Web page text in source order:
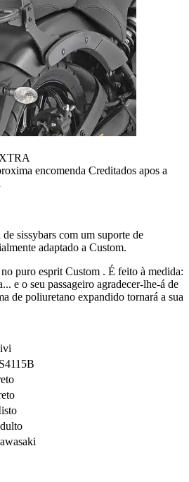
encomenda Creditados apos a
sissybars com um suporte de
adaptado a Custom.
puro esprit Custom . É feito à medida:
e o seu passageiro agradecer-lhe-á de
de poliuretano expandido tornará a sua